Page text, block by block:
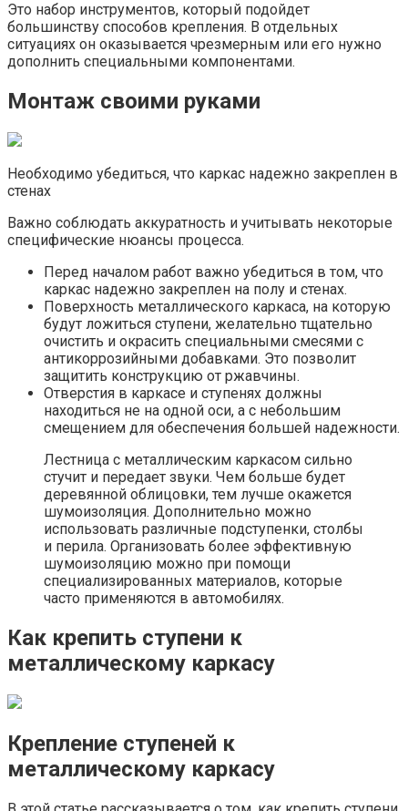
Это набор инструментов, который подойдет
большинству способов крепления. В отдельных
ситуациях он оказывается чрезмерным или его нужно
дополнить специальными компонентами.
Монтаж своими руками
Необходимо убедиться, что каркас надежно закреплен в
стенах
Важно соблюдать аккуратность и учитывать некоторые
специфические нюансы процесса.
Перед началом работ важно убедиться в том, что
каркас надежно закреплен на полу и стенах.
Поверхность металлического каркаса, на которую
будут ложиться ступени, желательно тщательно
очистить и окрасить специальными смесями с
антикоррозийными добавками. Это позволит
защитить конструкцию от ржавчины.
Отверстия в каркасе и ступенях должны
находиться не на одной оси, а с небольшим
смещением для обеспечения большей надежности.
Лестница с металлическим каркасом сильно
стучит и передает звуки. Чем больше будет
деревянной облицовки, тем лучше окажется
шумоизоляция. Дополнительно можно
использовать различные подступенки, столбы
и перила. Организовать более эффективную
шумоизоляцию можно при помощи
специализированных материалов, которые
часто применяются в автомобилях.
Как крепить ступени к
металлическому каркасу
Крепление ступеней к
металлическому каркасу